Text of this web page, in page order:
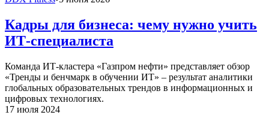
Кадры для бизнеса: чему нужно учить
ИТ-специалиста
Команда ИТ-кластера «Газпром нефти» представляет обзор
«Тренды и бенчмарк в обучении ИТ» – результат аналитики
глобальных образовательных трендов в информационных и
цифровых технологиях.
17 июля 2024